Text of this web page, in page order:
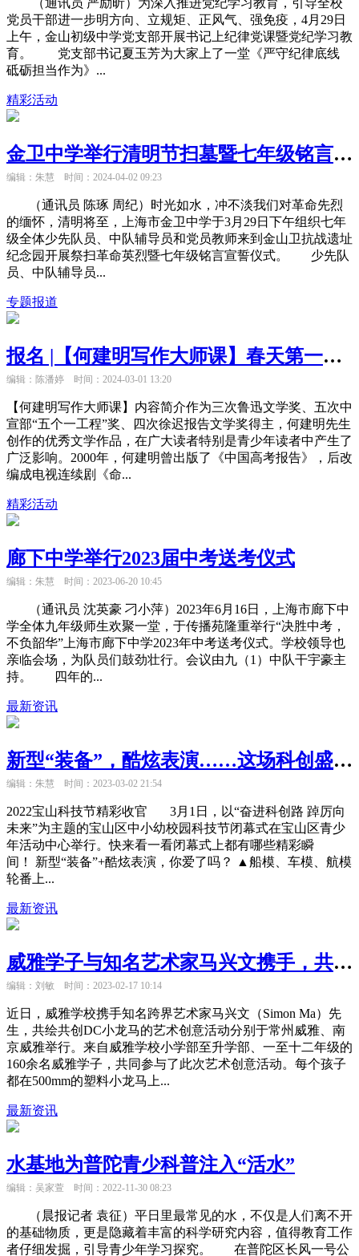
（通讯员 严励昕）为深入推进党纪学习教育，引导全校
党员干部进一步明方向、立规矩、正风气、强免疫，4月29日
上午，金山初级中学党支部开展书记上纪律党课暨党纪学习教
育。 党支部书记夏玉芳为大家上了一堂《严守纪律底线
砥砺担当作为》...
精彩活动
金卫中学举行清明节扫墓暨七年级铭言宣誓仪式
编辑：朱慧 时间：2024-04-02 09:23
（通讯员 陈琢 周纪）时光如水，冲不淡我们对革命先烈
的缅怀，清明将至，上海市金卫中学于3月29日下午组织七年
级全体少先队员、中队辅导员和党员教师来到金山卫抗战遗址
纪念园开展祭扫革命英烈暨七年级铭言宣誓仪式。 少先队
员、中队辅导员...
专题报道
报名 |【何建明写作大师课】春天第一课：教你如何把作文写精彩！
编辑：陈潘婷 时间：2024-03-01 13:20
【何建明写作大师课】内容简介作为三次鲁迅文学奖、五次中
宣部“五个一工程”奖、四次徐迟报告文学奖得主，何建明先生
创作的优秀文学作品，在广大读者特别是青少年读者中产生了
广泛影响。2000年，何建明曾出版了《中国高考报告》，后改
编成电视连续剧《命...
精彩活动
廊下中学举行2023届中考送考仪式
编辑：朱慧 时间：2023-06-20 10:45
（通讯员 沈英豪 刁小萍）2023年6月16日，上海市廊下中
学全体九年级师生欢聚一堂，于传播苑隆重举行“决胜中考，
不负韶华”上海市廊下中学2023年中考送考仪式。学校领导也
亲临会场，为队员们鼓劲壮行。会议由九（1）中队干宇豪主
持。 四年的...
最新资讯
新型“装备”，酷炫表演……这场科创盛宴超燃
编辑：朱慧 时间：2023-03-02 21:54
2022宝山科技节精彩收官 3月1日，以“奋进科创路 踔厉向
未来”为主题的宝山区中小幼校园科技节闭幕式在宝山区青少
年活动中心举行。快来看一看闭幕式上都有哪些精彩瞬
间！ 新型“装备”+酷炫表演，你爱了吗？ ▲船模、车模、航模
轮番上...
最新资讯
威雅学子与知名艺术家马兴文携手，共绘共创DC小龙马
编辑：刘敏 时间：2023-02-17 10:14
近日，威雅学校携手知名跨界艺术家马兴文（Simon Ma）先
生，共绘共创DC小龙马的艺术创意活动分别于常州威雅、南
京威雅举行。来自威雅学校小学部至升学部、一至十二年级的
160余名威雅学子，共同参与了此次艺术创意活动。每个孩子
都在500mm的塑料小龙马上...
最新资讯
水基地为普陀青少科普注入“活水”
编辑：吴家萱 时间：2022-11-30 08:23
（晨报记者 袁征）平日里最常见的水，不仅是人们离不开
的基础物质，更是隐藏着丰富的科学研究内容，值得教育工作
者仔细发掘，引导青少年学习探究。 在普陀区长风一号公